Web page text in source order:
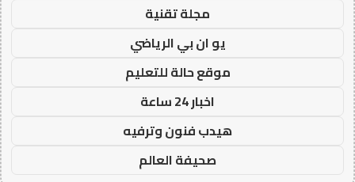
مجلة تقنية
يو ان بي الرياضي
موقع حالة للتعليم
اخبار 24 ساعة
هيدب فنون وترفيه
صحيفة العالم